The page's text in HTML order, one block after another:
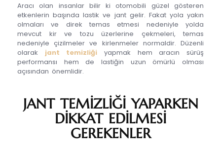
Aracı olan insanlar bilir ki otomobili güzel gösteren
etkenlerin başında lastik ve jant gelir. Fakat yola yakın
olmaları ve direk temas etmesi nedeniyle yolda
mevcut kir ve tozu üzerlerine çekmeleri, temas
nedeniyle çizilmeler ve kirlenmeler normaldir. Düzenli
olarak jant temizliği yapmak hem aracın sürüş
performansı hem de lastiğin uzun ömürlü olması
açısından önemlidir.
JANT TEMİZLİĞİ YAPARKEN
DİKKAT EDİLMESİ
GEREKENLER